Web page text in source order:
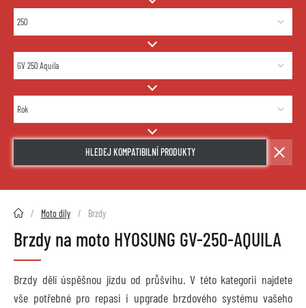
HLEDEJ KOMPATIBILNÍ PRODUKTY
2HMOTO.cz Moto díly Brzdy
Brzdy na moto HYOSUNG GV-250-AQUILA
Brzdy dělí úspěšnou jízdu od průšvihu. V této kategorii najdete
vše potřebné pro repasi i upgrade brzdového systému vašeho